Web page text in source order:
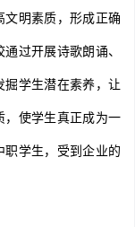
明素质，形成正确
通过开展诗歌朗诵、
学生潜在素养，让
，使学生真正成为一
学生，受到企业的